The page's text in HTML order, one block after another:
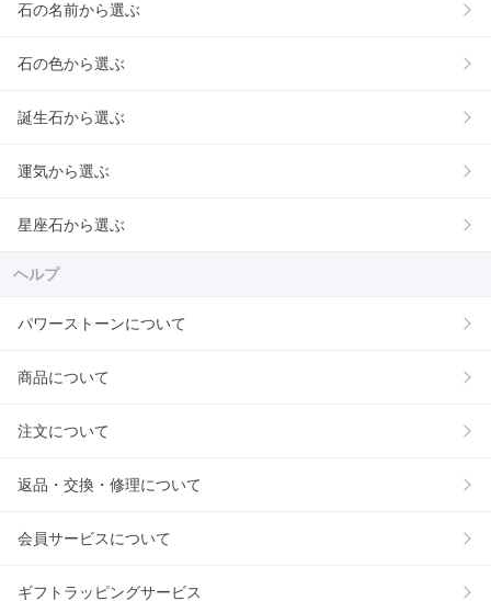
石の名前から選ぶ
石の色から選ぶ
誕生石から選ぶ
運気から選ぶ
星座石から選ぶ
ヘルプ
パワーストーンについて
商品について
注文について
返品・交換・修理について
会員サービスについて
ギフトラッピングサービス